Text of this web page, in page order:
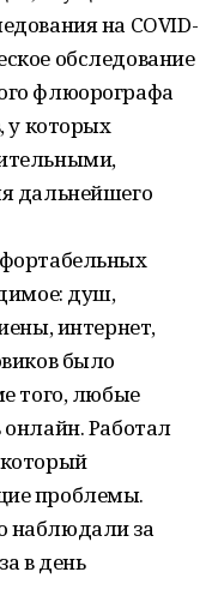
на COVID-
обследование
флюорографа
у которых
дальнейшего
душ,
интернет,
было
того, любые
Работал
проблемы.
наблюдали за
в день